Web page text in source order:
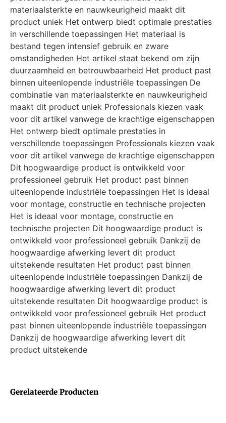
Gerelateerde Producten
materiaalsterkte en nauwkeurigheid maakt dit
product uniek Het ontwerp biedt optimale prestaties
in verschillende toepassingen Het materiaal is
bestand tegen intensief gebruik en zware
omstandigheden Het artikel staat bekend om zijn
duurzaamheid en betrouwbaarheid Het product past
binnen uiteenlopende industriële toepassingen De
combinatie van materiaalsterkte en nauwkeurigheid
maakt dit product uniek Professionals kiezen vaak
voor dit artikel vanwege de krachtige eigenschappen
Het ontwerp biedt optimale prestaties in
verschillende toepassingen Professionals kiezen vaak
voor dit artikel vanwege de krachtige eigenschappen
Dit hoogwaardige product is ontwikkeld voor
professioneel gebruik Het product past binnen
uiteenlopende industriële toepassingen Het is ideaal
voor montage, constructie en technische projecten
Het is ideaal voor montage, constructie en
technische projecten Dit hoogwaardige product is
ontwikkeld voor professioneel gebruik Dankzij de
hoogwaardige afwerking levert dit product
uitstekende resultaten Het product past binnen
uiteenlopende industriële toepassingen Dankzij de
hoogwaardige afwerking levert dit product
uitstekende resultaten Dit hoogwaardige product is
ontwikkeld voor professioneel gebruik Het product
past binnen uiteenlopende industriële toepassingen
Dankzij de hoogwaardige afwerking levert dit
product uitstekende